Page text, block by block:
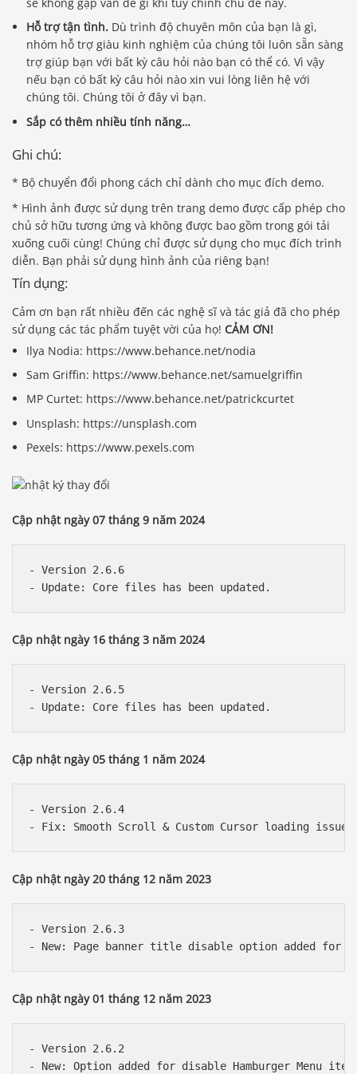
Hỗ trợ tận tình. Dù trình độ chuyên môn của bạn là gì,
nhóm hỗ trợ giàu kinh nghiệm của chúng tôi luôn sẵn sàng
trợ giúp bạn với bất kỳ câu hỏi nào bạn có thể có. Vì vậy
nếu bạn có bất kỳ câu hỏi nào xin vui lòng liên hệ với
chúng tôi. Chúng tôi ở đây vì bạn.
Sắp có thêm nhiều tính năng…
Ghi chú:
* Bộ chuyển đổi phong cách chỉ dành cho mục đích demo.
* Hình ảnh được sử dụng trên trang demo được cấp phép cho
chủ sở hữu tương ứng và không được bao gồm trong gói tải
xuống cuối cùng! Chúng chỉ được sử dụng cho mục đích trình
diễn. Bạn phải sử dụng hình ảnh của riêng bạn!
Tín dụng:
Cảm ơn bạn rất nhiều đến các nghệ sĩ và tác giả đã cho phép
sử dụng các tác phẩm tuyệt vời của họ! CẢM ƠN!
Ilya Nodia: https://www.behance.net/nodia
Sam Griffin: https://www.behance.net/samuelgriffin
MP Curtet: https://www.behance.net/patrickcurtet
Unsplash: https://unsplash.com
Pexels: https://www.pexels.com
Cập nhật ngày 07 tháng 9 năm 2024
- Version 2.6.6
Cập nhật ngày 16 tháng 3 năm 2024
- Version 2.6.5
Cập nhật ngày 05 tháng 1 năm 2024
- Version 2.6.4
Cập nhật ngày 20 tháng 12 năm 2023
- Version 2.6.3
Cập nhật ngày 01 tháng 12 năm 2023
- Version 2.6.2
- New: Option added for disable Hamburger Menu